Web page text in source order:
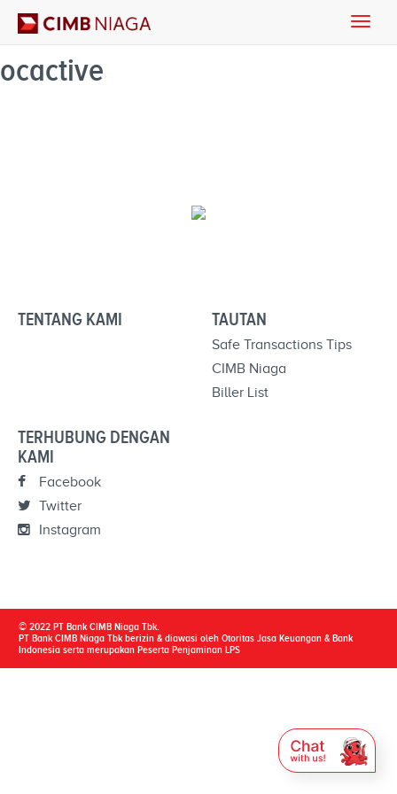
Toggle
ocactive
TENTANG KAMI TAUTAN
Safe Transactions Tips
CIMB Niaga
Biller List
TERHUBUNG DENGAN
KAMI
Facebook
Twitter
Instagram
© 2022 PT Bank CIMB Niaga Tbk.
PT Bank CIMB Niaga Tbk berizin & diawasi oleh Otoritas Jasa Keuangan & Bank
Indonesia serta merupakan Peserta Penjaminan LPS